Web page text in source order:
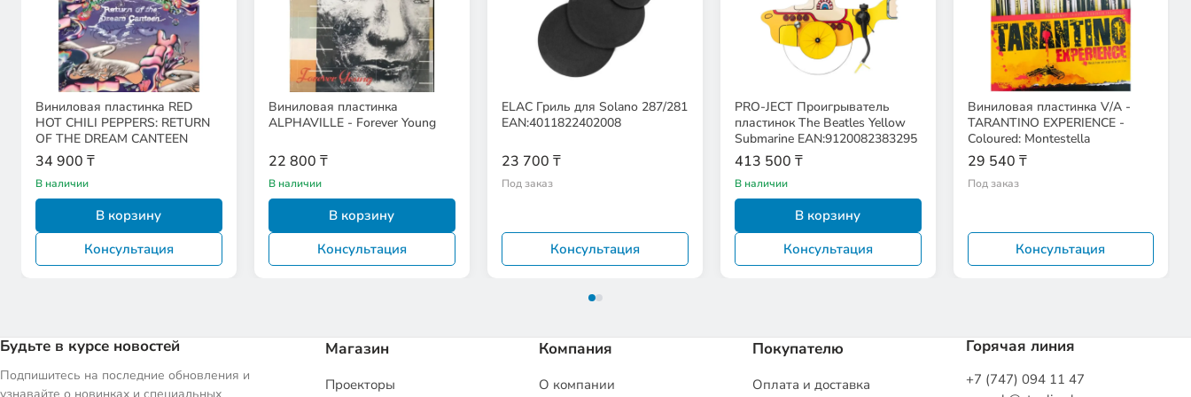
Виниловая пластинка RED
HOT CHILI PEPPERS: RETURN
OF THE DREAM CANTEEN
34 900 ₸
В наличии
В корзину
Консультация
Виниловая пластинка
ALPHAVILLE - Forever Young
22 800 ₸
В наличии
В корзину
Консультация
ELAC Гриль для Solano 287/281
EAN:4011822402008
23 700 ₸
Под заказ
Консультация
PRO-JECT Проигрыватель
пластинок The Beatles Yellow
Submarine EAN:9120082383295
413 500 ₸
В наличии
В корзину
Консультация
Виниловая пластинка V/A -
TARANTINO EXPERIENCE -
Coloured: Montestella
29 540 ₸
Под заказ
Консультация
Будьте в курсе новостей
Подпишитесь на последние обновления и
Магазин
Проекторы
Компания
О компании
Покупателю
Оплата и доставка
Горячая линия
+7 (747) 094 11 47